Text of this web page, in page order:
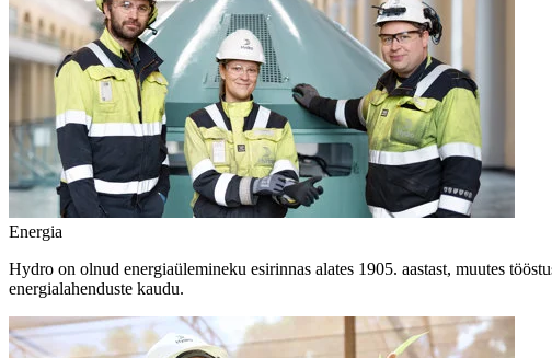
Energia
Hydro on olnud energiaülemineku esirinnas alates 1905. aastast, muutes
energialahenduste kaudu.